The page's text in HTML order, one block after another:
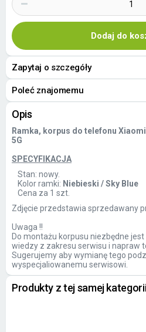
Dodaj do
Zapytaj o szczegóły
Poleć znajomemu
Opis
Ramka, korpus do telefonu
5G
SPECYFIKACJA
Stan: nowy.
Kolor ramki: Niebieski / Sky Blue
Cena za 1 szt.
Zdjęcie przedstawia sprzedawany
Uwaga !!
Do montażu korpusu niezbędne
wiedzy z zakresu serwisu i napraw
Sugerujemy aby wymianę tego
wyspecjaliowanemu serwisowi.
Produkty z tej samej